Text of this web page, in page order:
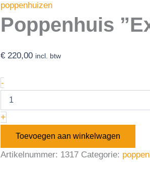
poppenhuizen
Poppenhuis
€ 220,00 incl. btw
-
+
Toevoegen aan winkelwagen
Artikelnummer: 1317 Categorie: